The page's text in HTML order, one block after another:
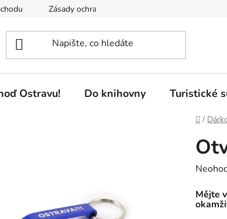
Zásady ochrany osobních údajů
Ostravu! Do knihovny Turistické
Domů
/
Mějte